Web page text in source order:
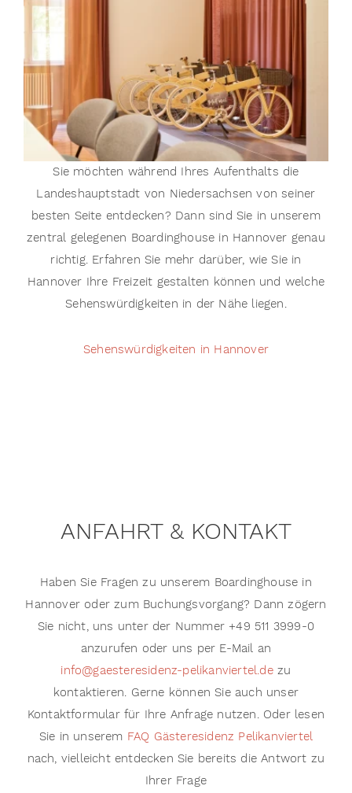
Sie möchten während Ihres Aufenthalts die
Landeshauptstadt von Niedersachsen von seiner
besten Seite entdecken? Dann sind Sie in unserem
zentral gelegenen Boardinghouse in Hannover genau
richtig. Erfahren Sie mehr darüber, wie Sie in
Hannover Ihre Freizeit gestalten können und welche
Sehenswürdigkeiten in der Nähe liegen.
Sehenswürdigkeiten in Hannover
ANFAHRT & KONTAKT
Haben Sie Fragen zu unserem Boardinghouse in
Hannover oder zum Buchungsvorgang? Dann zögern
Sie nicht, uns unter der Nummer +49 511 3999-0
anzurufen oder uns per E-Mail an
info@gaesteresidenz-pelikanviertel.dezu
kontaktieren. Gerne können Sie auch unser
Kontaktformular für Ihre Anfrage nutzen. Oder lesen
Sie in unserem FAQ Gästeresidenz Pelikanviertel
nach, vielleicht entdecken Sie bereits die Antwort zu
Ihrer Frage